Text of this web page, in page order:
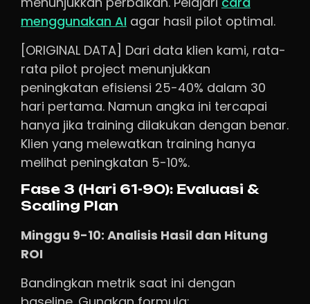
menggunakan AI agar hasil pilot optimal.
[ORIGINAL DATA] Dari data klien kami, rata-
rata pilot project menunjukkan
peningkatan efisiensi 25-40% dalam 30
hari pertama. Namun angka ini tercapai
hanya jika training dilakukan dengan benar.
Klien yang melewatkan training hanya
melihat peningkatan 5-10%.
Fase 3 (Hari 61-90): Evaluasi &
Scaling Plan
Minggu 9-10: Analisis Hasil dan Hitung
ROI
Bandingkan metrik saat ini dengan